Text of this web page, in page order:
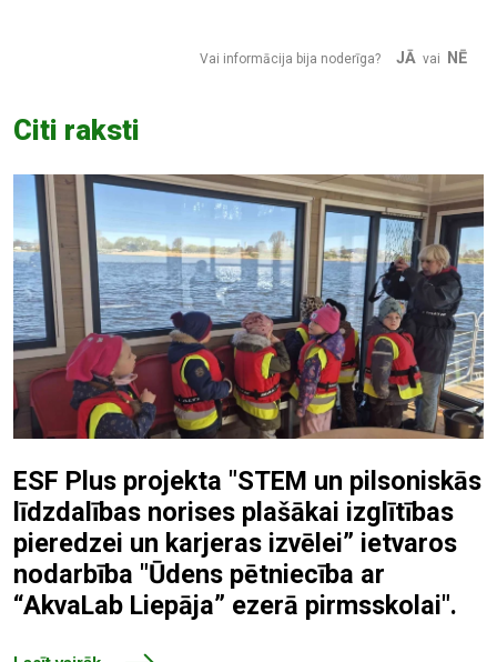
Vai informācija bija noderīga? JĀ vai NĒ
Citi raksti
ESF Plus projekta "STEM un pilsoniskās
līdzdalības norises plašākai izglītības
pieredzei un karjeras izvēlei” ietvaros
nodarbība "Ūdens pētniecība ar
“AkvaLab Liepāja” ezerā pirmsskolai".